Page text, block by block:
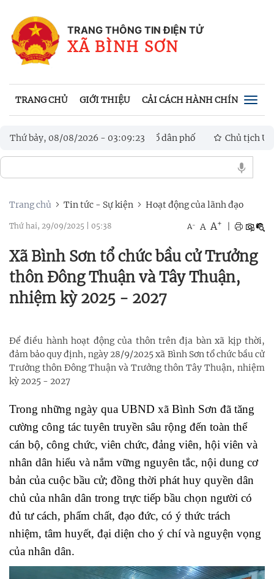
TRANG THÔNG TIN ĐIỆN TỬ
XÃ BÌNH SƠN
TRANG CHỦ GIỚI THIỆU CẢI CÁCH HÀNH CHÍNH
Thứ bảy, 08/08/2026 - 03:09:25
thôn, Tổ trưởng Tổ dân phố
Chủ tịch UBND xã Bình Sơn
sáng tạo và chuyển đổi số
Trang chủ Tin tức - Sự kiện Hoạt động của lãnh đạo
Thứ hai, 29/09/2025 05:38 A- A A+
Xã Bình Sơn tổ chức bầu cử Trưởng
thôn Đông Thuận và Tây Thuận,
nhiệm kỳ 2025 - 2027
Để điều hành hoạt động của thôn trên địa bàn xã kịp thời,
đảm bảo quy định, ngày 28/9/2025 xã Bình Sơn tổ chức bầu cử
Trưởng thôn Đông Thuận và Trưởng thôn Tây Thuận, nhiệm
kỳ 2025 - 2027
Trong những ngày qua UBND xã Bình Sơn đã tăng
cường công tác tuyên truyền sâu rộng đến toàn thể
cán bộ, công chức, viên chức, đảng viên, hội viên và
nhân dân hiểu và nắm vững nguyên tắc, nội dung cơ
bản của cuộc bầu cử; đồng thời phát huy quyền dân
chủ của nhân dân trong trực tiếp bầu chọn người có
đủ tư cách, phẩm chất, đạo đức, có ý thức trách
nhiệm, tâm huyết, đại diện cho ý chí và nguyện vọng
của nhân dân.